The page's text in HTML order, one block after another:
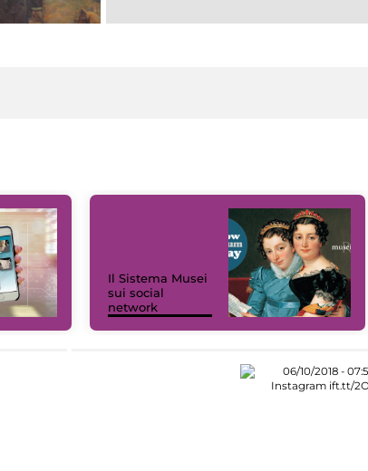
Il Sistema Musei
sui social
network